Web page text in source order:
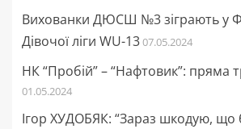
Вихованки ДЮСШ №3 зіграють у
Дівочої ліги WU-1307.05.2024
НК “Пробій” – “Нафтовик”: пряма
01.05.2024
Ігор ХУДОБЯК: “Зараз шкодую, що